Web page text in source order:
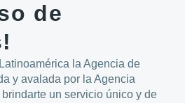
de
la Agencia de
y avalada por la Agencia
un servicio único y de